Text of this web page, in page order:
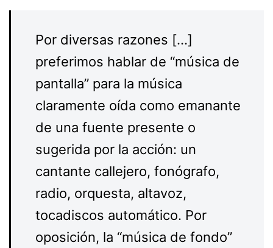
Por diversas razones […]
preferimos hablar de “música de
pantalla” para la música
claramente oída como emanante
de una fuente presente o
sugerida por la acción: un
cantante callejero, fonógrafo,
radio, orquesta, altavoz,
tocadiscos automático. Por
oposición, la “música de fondo”